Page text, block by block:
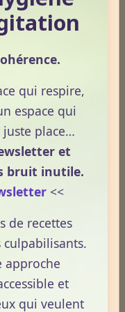
qui respire,
espace qui
juste place…
et
bruit inutile.
<<
de recettes
culpabilisants.
approche
et
qui veulent